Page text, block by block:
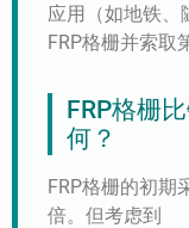
应用（如地铁、
FRP格栅并索取
FRP格栅
何？
FRP格栅的初期
倍。但考虑到